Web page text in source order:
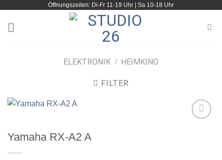
springen
Öffnungszeiten: Di-Fr 11-19 Uhr | Sa 10-18 Uhr
ELEKTRONIK / HEIMKINO
FILTER
Yamaha RX-A2 A